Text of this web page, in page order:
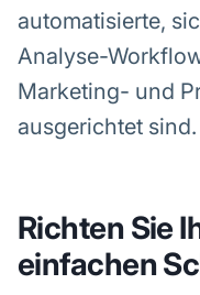
automatisierte,
Analyse-
Marketing- und
ausgerichtet sind.
Richten Sie
einfachen